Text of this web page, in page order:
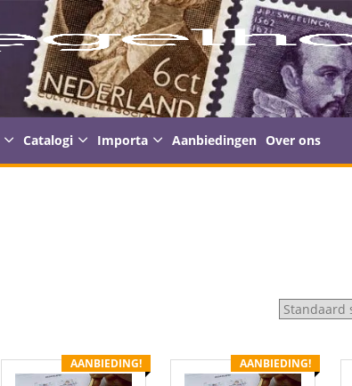
Catalogi Importa Aanbiedingen Over ons
AANBIEDING! AANBIEDING!